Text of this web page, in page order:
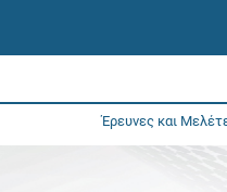
Έρευνες και